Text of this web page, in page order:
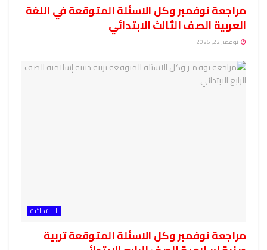
مراجعة نوفمبر وكل الاسئلة المتوقعة في اللغة
العربية الصف الثالث الابتدائي
نوفمبر 22, 2025
الابتدائية
مراجعة نوفمبر وكل الاسئلة المتوقعة تربية